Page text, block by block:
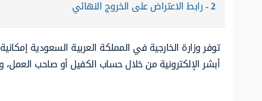
2 رابط الاعتراض على الخروج النهائي
توفر وزارة الخارجية في المملكة العربية السعودية
أبشر الإلكترونية من خلال حساب الكفيل أو صاحب